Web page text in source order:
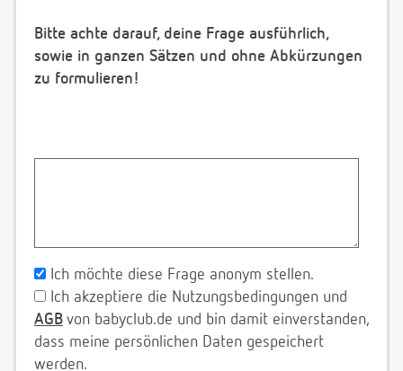
Bitte achte darauf, deine Frage ausführlich,
sowie in ganzen Sätzen und ohne Abkürzungen
zu formulieren!
Ich möchte diese Frage anonym stellen.
Ich akzeptiere die Nutzungsbedingungen und
AGB von babyclub.de und bin damit einverstanden,
dass meine persönlichen Daten gespeichert
werden.